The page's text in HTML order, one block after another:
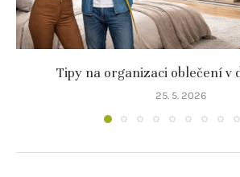
Tipy na organizaci oblečení v
25. 5. 2026